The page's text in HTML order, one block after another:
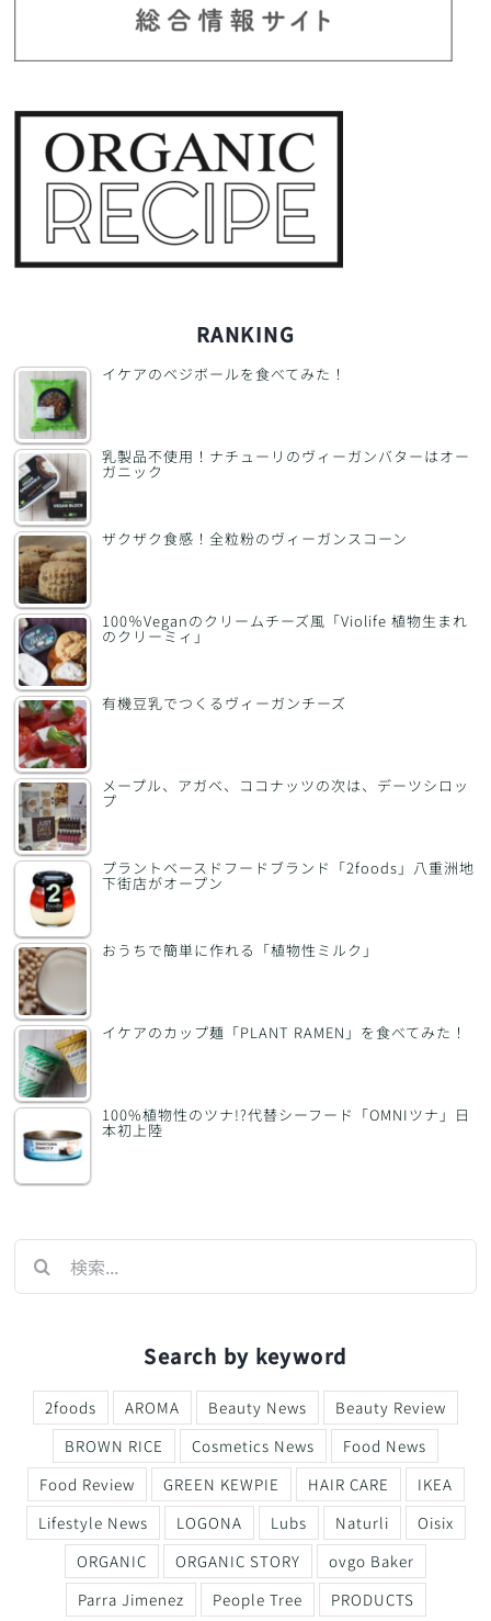
RANKING
イケアのベジボールを食べてみた！
乳製品不使用！ナチューリのヴィーガンバターはオー
ガニック
ザクザク食感！全粒粉のヴィーガンスコーン
100％Veganのクリームチーズ風「Violife 植物生まれ
のクリーミィ」
有機豆乳でつくるヴィーガンチーズ
メープル、アガベ、ココナッツの次は、デーツシロッ
プ
プラントベースドフードブランド「2foods」八重洲地
下街店がオープン
おうちで簡単に作れる「植物性ミルク」
イケアのカップ麺「PLANT RAMEN」を食べてみた！
100%植物性のツナ!?代替シーフード「OMNIツナ」日
本初上陸
Search by keyword
2foods AROMA Beauty News
Beauty Review
BROWN RICE
Cosmetics News
Food News
Food Review
GREEN KEWPIE HAIR CARE
IKEA
Lifestyle News
LOGONA Lubs Naturli
Oisix
ORGANIC
ORGANIC STORY
ovgo Baker
Parra Jimenez
People Tree
PRODUCTS